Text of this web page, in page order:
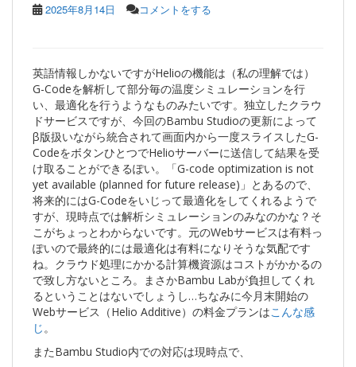
2025年8月14日 コメントをする
英語情報しかないですがHelioの機能は（私の理解では）
G-Codeを解析して部分毎の温度シミュレーションを行
い、最適化を行うようなものみたいです。独立したクラウ
ドサービスですが、今回のBambu Studioの更新によって
β版扱いながら統合されて画面内から一度スライスしたG-
CodeをボタンひとつでHelioサーバーに送信して結果を受
け取ることができるぽい。「G-code optimization is not
yet available (planned for future release)」とあるので、
将来的にはG-Codeをいじって最適化をしてくれるようで
すが、現時点では解析シミュレーションのみなのかな？そ
こがちょっとわからないです。元のWebサービスは有料っ
ぽいので最終的には最適化は有料になりそうな気配です
ね。クラウド処理にかかる計算機資源はコストがかかるの
で致し方ないところ。まさかBambu Labが負担してくれ
るということはないでしょうし…ちなみに今月末開始の
Webサービス（Helio Additive）の料金プランはこんな感
じ。
またBambu Studio内での対応は現時点で、